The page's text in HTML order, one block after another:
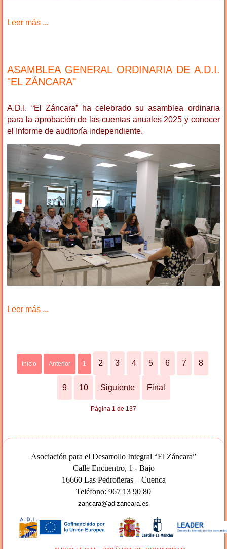
Leer más ...
ASAMBLEA GENERAL ORDINARIA DE A.D.I.
"EL ZÁNCARA"
A.D.I. “El Záncara” ha celebrado su asamblea ordinaria
para la aprobación de las cuentas anuales 2025 y conocer
el Informe de auditoría independiente.
Leer más ...
Inicio Anterior 1 2 3 4 5 6 7 8
9 10 Siguiente Final
Página 1 de 137
Asociación para el Desarrollo Integral “El Záncara”
Calle Encuentro, 1 - Bajo
16660 Las Pedroñeras – Cuenca
Teléfono: 967 13 90 80
zancara@adizancara.es